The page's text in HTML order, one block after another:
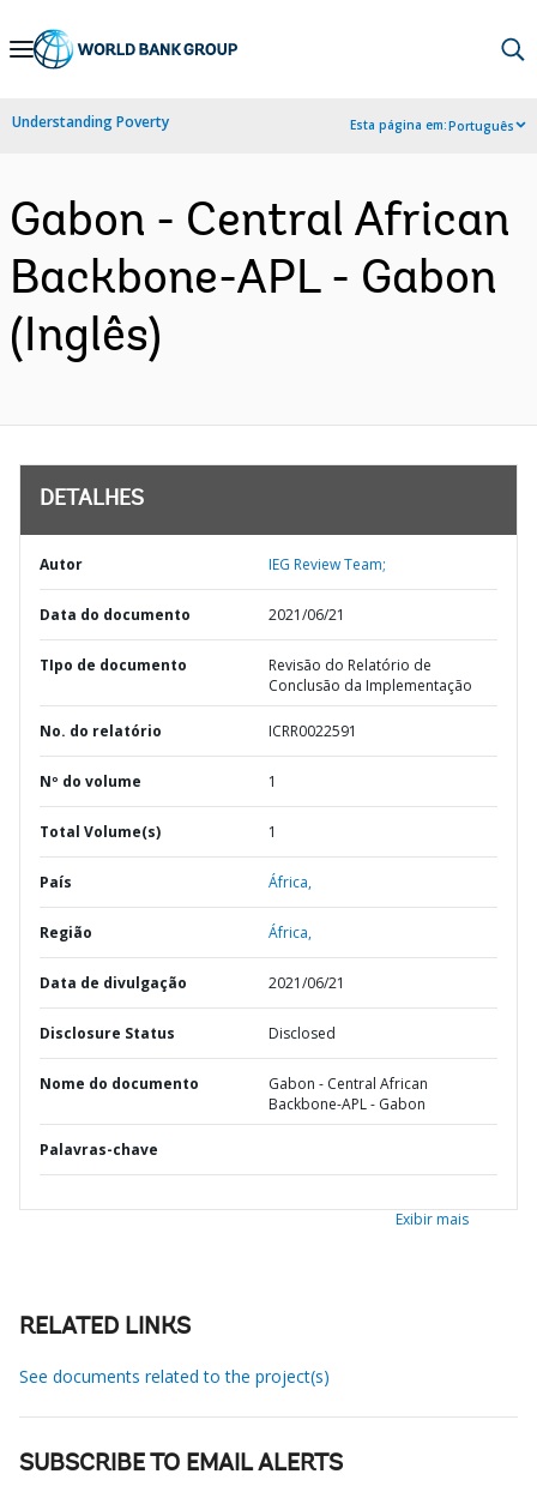
Skip
Navigation
Understanding Poverty Esta página em:Português
Gabon - Central African
Backbone-APL - Gabon
(Inglês)
DETALHES
Autor IEG Review Team;
Data do documento 2021/06/21
TIpo de documento
Revisão do Relatório de
Conclusão da Implementação
No. do relatório ICRR0022591
Nº do volume 1
Total Volume(s) 1
País África,
Região África,
Data de divulgação 2021/06/21
Disclosure Status Disclosed
Nome do documento
Gabon - Central African
Backbone-APL - Gabon
Palavras-chave
Exibir mais
RELATED LINKS
See documents related to the project(s)
SUBSCRIBE TO EMAIL ALERTS